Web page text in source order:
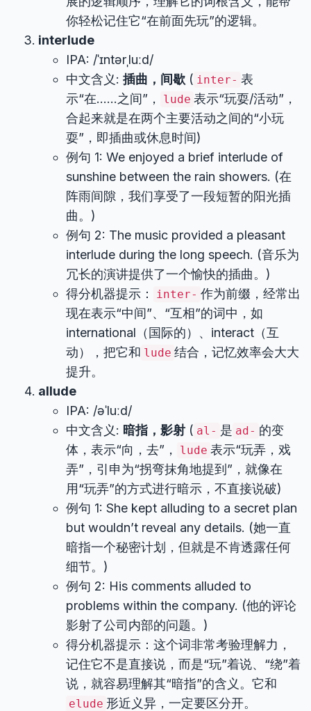
你轻松记住它“在前面先玩”的逻辑。
interlude
IPA: /ˈɪntərˌluːd/
中文含义: 插曲，间歇 ( inter- 表
示“在……之间”，
lude 表示“玩耍/活动”，
合起来就是在两个主要活动之间的“小玩
耍”，即插曲或休息时间)
例句 1: We enjoyed a brief interlude of
sunshine between the rain showers. (在
阵雨间隙，我们享受了一段短暂的阳光插
曲。)
例句 2: The music provided a pleasant
interlude during the long speech. (音乐为
冗长的演讲提供了一个愉快的插曲。)
得分机器提示：
inter- 作为前缀，经常出
现在表示“中间”、“互相”的词中，如
international（国际的）、interact（互
动），把它和 lude 结合，记忆效率会大大
提升。
allude
IPA: /əˈluːd/
中文含义: 暗指，影射 ( al- 是 ad- 的变
体，表示“向，去”，
lude 表示“玩弄，戏
弄”，引申为“拐弯抹角地提到”，就像在
用“玩弄”的方式进行暗示，不直接说破)
例句 1: She kept alluding to a secret plan
but wouldn’t reveal any details. (她一直
暗指一个秘密计划，但就是不肯透露任何
细节。)
例句 2: His comments alluded to
problems within the company. (他的评论
影射了公司内部的问题。)
得分机器提示：这个词非常考验理解力，
记住它不是直接说，而是“玩”着说、“绕”着
说，就容易理解其“暗指”的含义。它和
elude 形近义异，一定要区分开。